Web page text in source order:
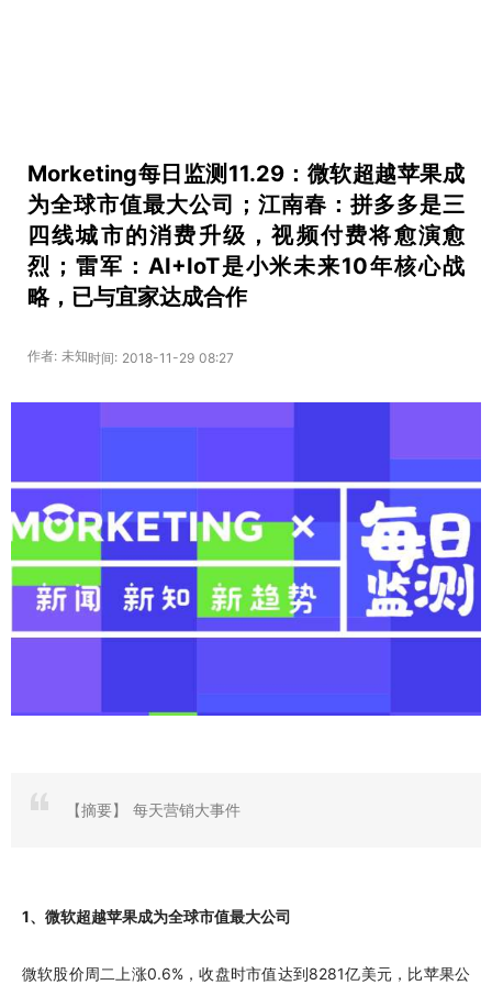
Morketing每日监测11.29：微软超越苹果成
为全球市值最大公司；江南春：拼多多是三
四线城市的消费升级，视频付费将愈演愈
烈；雷军：AI+IoT是小米未来10年核心战
略，已与宜家达成合作
作者: 未知时间: 2018-11-29 08:27
【摘要】 每天营销大事件
1、微软超越苹果成为全球市值最大公司
微软股价周二上涨0.6%，收盘时市值达到8281亿美元，比苹果公